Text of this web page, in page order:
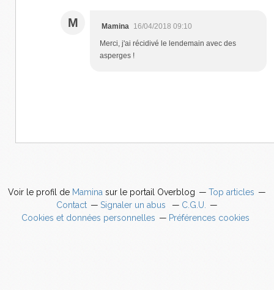
M Mamina
16/04/2018 09:10
Merci, j'ai récidivé le lendemain avec des
asperges !
Voir le profil de Mamina sur le portail Overblog
Top articles
Contact
Signaler un abus
C.G.U.
Cookies et données personnelles
Préférences cookies